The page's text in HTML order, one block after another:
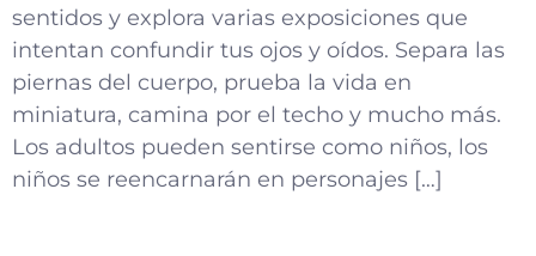
sentidos y explora varias exposiciones que
intentan confundir tus ojos y oídos. Separa las
piernas del cuerpo, prueba la vida en
miniatura, camina por el techo y mucho más.
Los adultos pueden sentirse como niños, los
niños se reencarnarán en personajes […]